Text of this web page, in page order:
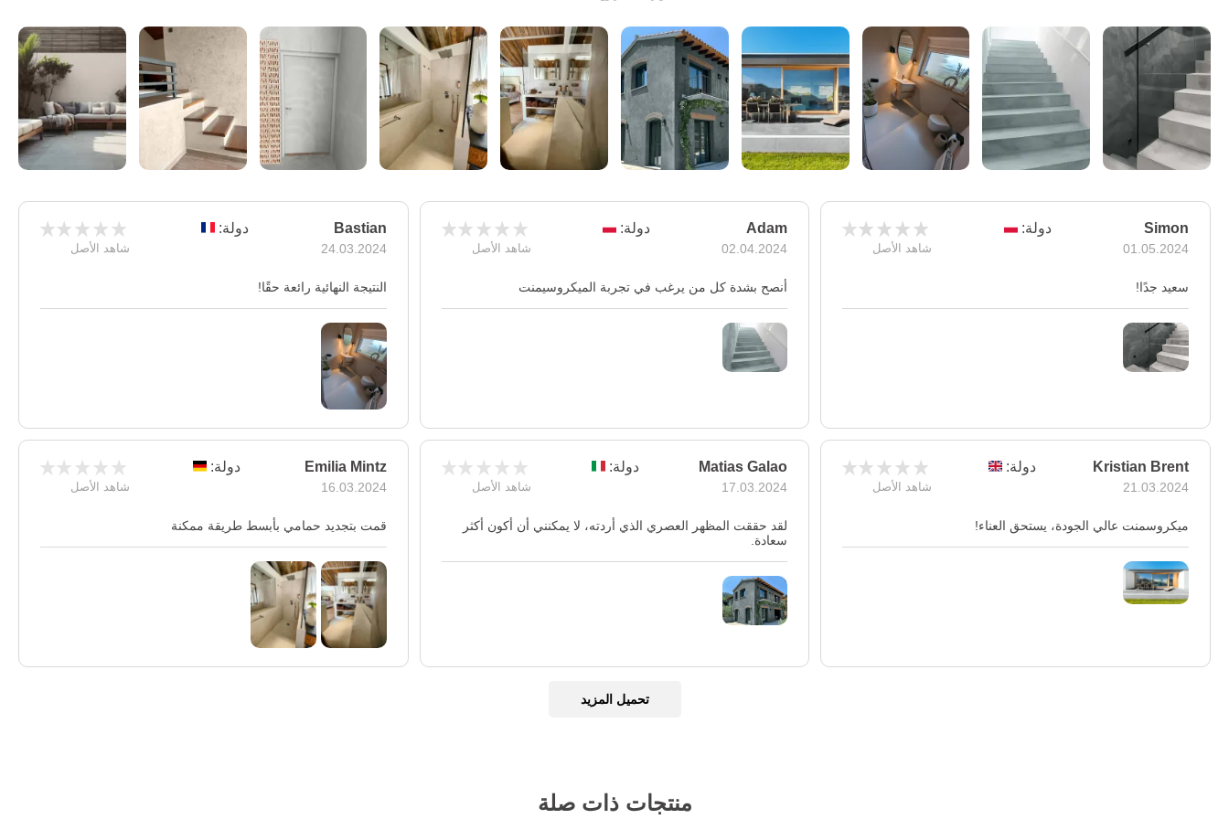
Simon
01.05.2024
دولة:
شاهد الأصل
سعيد جدًا!
Adam
02.04.2024
دولة:
شاهد الأصل
أنصح بشدة كل من يرغب في تجربة الميكروسيمنت
Bastian
24.03.2024
دولة:
شاهد الأصل
النتيجة النهائية رائعة حقًا!
Kristian Brent
21.03.2024
دولة:
شاهد الأصل
ميكروسمنت عالي الجودة، يستحق العناء!
Matias Galao
17.03.2024
دولة:
شاهد الأصل
لقد حققت المظهر العصري الذي أردته، لا يمكنني أن أكون أكثر
سعادة.
Emilia Mintz
16.03.2024
دولة:
شاهد الأصل
قمت بتجديد حمامي بأبسط طريقة ممكنة
تحميل المزيد
منتجات ذات صلة